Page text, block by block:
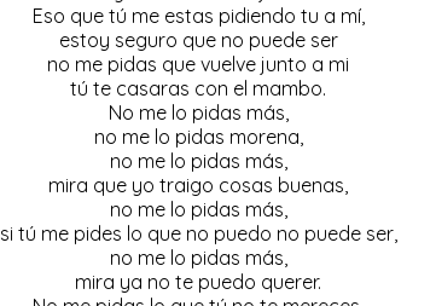
Eso que tú me estas pidiendo tu a mí,
estoy seguro que no puede ser
no me pidas que vuelve junto a mi
tú te casaras con el mambo.
No me lo pidas más,
no me lo pidas morena,
no me lo pidas más,
mira que yo traigo cosas buenas,
no me lo pidas más,
si tú me pides lo que no puedo no puede ser,
no me lo pidas más,
mira ya no te puedo querer.